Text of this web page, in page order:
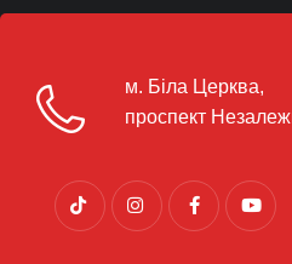
м. Біла Церква,
проспект